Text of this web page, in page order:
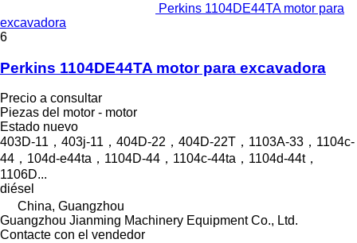
Perkins 1104DE44TA motor para
excavadora
6
Perkins 1104DE44TA motor para excavadora
Precio a consultar
Piezas del motor - motor
Estado nuevo
403D-11，403j-11，404D‑22，404D‑22T，1103A-33，1104c-
44，104d-e44ta，1104D-44，1104c-44ta，1104d-44t，
1106D...
diésel
China, Guangzhou
Guangzhou Jianming Machinery Equipment Co., Ltd.
Contacte con el vendedor